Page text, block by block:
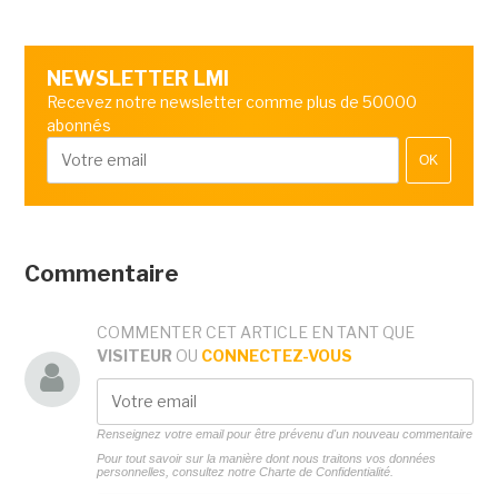
NEWSLETTER LMI
Recevez notre newsletter comme plus de 50000
abonnés
OK
Commentaire
COMMENTER CET ARTICLE EN TANT QUE
VISITEUR OU CONNECTEZ-VOUS
Renseignez votre email pour être prévenu d'un nouveau commentaire
Pour tout savoir sur la manière dont nous traitons vos données
personnelles, consultez notre Charte de Confidentialité.